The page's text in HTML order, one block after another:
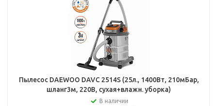
Пылесос DAEWOO DAVC 2514S (25л., 1400Вт, 210мБар,
шланг3м, 220В, сухая+влажн. уборка)
В наличии